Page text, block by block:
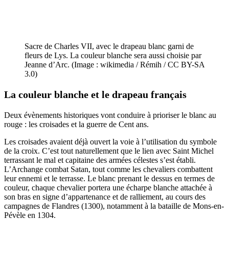
Sacre de Charles VII, avec le drapeau blanc garni de
fleurs de Lys. La couleur blanche sera aussi choisie par
Jeanne d’Arc. (Image : wikimedia / Rémih / CC BY-SA
3.0)
La couleur blanche et le drapeau français
Deux évènements historiques vont conduire à prioriser le blanc au
rouge : les croisades et la guerre de Cent ans.
Les croisades avaient déjà ouvert la voie à l’utilisation du symbole
de la croix. C’est tout naturellement que le lien avec Saint Michel
terrassant le mal et capitaine des armées célestes s’est établi.
L’Archange combat Satan, tout comme les chevaliers combattent
leur ennemi et le terrasse. Le blanc prenant le dessus en termes de
couleur, chaque chevalier portera une écharpe blanche attachée à
son bras en signe d’appartenance et de ralliement, au cours des
campagnes de Flandres (1300), notamment à la bataille de Mons-en-
Pévèle en 1304.